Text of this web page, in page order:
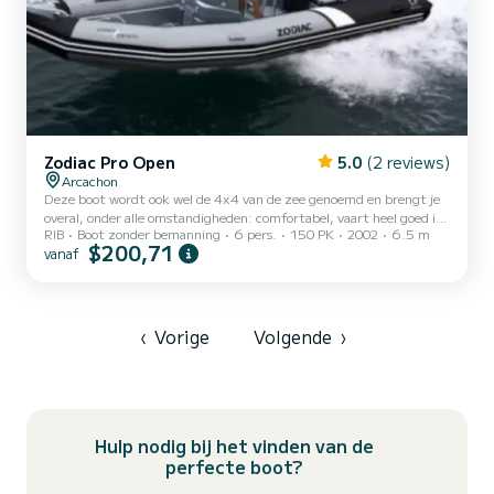
Zodiac Pro Open 5.0 (2 reviews)
Arcachon
Deze boot wordt ook wel de 4x4 van de zee genoemd en brengt je
overal, onder alle omstandigheden: comfortabel, vaart heel goed in
ruwe zee en het dek is zeer bewoonbaar. Uitgerust met een motor
van 150 pk, blijft hij zuinig en geschikt voor alle sportieve
RIB Boot zonder bemanning 6 pers. 150 PK 2002 6.5 m
vanaf $200,71
‹ Vorige Volgende ›
Hulp nodig bij het vinden van de
perfecte boot?